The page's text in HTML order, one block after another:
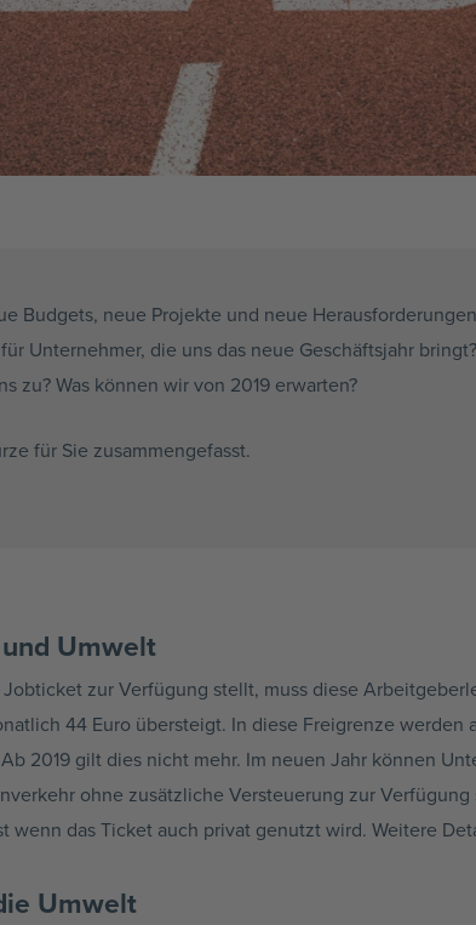
Budgets, neue Projekte und neue
Unternehmer, die uns das neue Geschäftsjahr
zu? Was können wir von 2019 erwarten?
für Sie zusammengefasst.
Umwelt
zur Verfügung stellt, muss diese
44 Euro übersteigt. In diese Freigrenze
2019 gilt dies nicht mehr. Im neuen Jahr können
ohne zusätzliche Versteuerung zur
wenn das Ticket auch privat genutzt wird. Weitere
Umwelt